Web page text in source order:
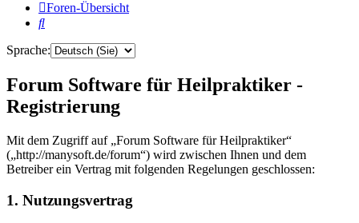
Foren-Übersicht
Suche
Sprache:
Forum Software für Heilpraktiker -
Registrierung
Mit dem Zugriff auf „Forum Software für Heilpraktiker“
(„http://manysoft.de/forum“) wird zwischen Ihnen und dem
Betreiber ein Vertrag mit folgenden Regelungen geschlossen:
1. Nutzungsvertrag